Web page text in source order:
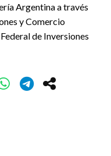
Argentina a través
y Comercio
de Inversiones